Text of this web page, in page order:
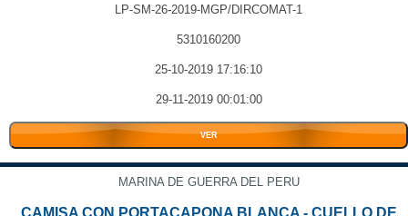
LP-SM-26-2019-MGP/DIRCOMAT-1
5310160200
25-10-2019 17:16:10
29-11-2019 00:01:00
VER
MARINA DE GUERRA DEL PERU
CAMISA CON PORTACAPONA BLANCA - CUELLO DE